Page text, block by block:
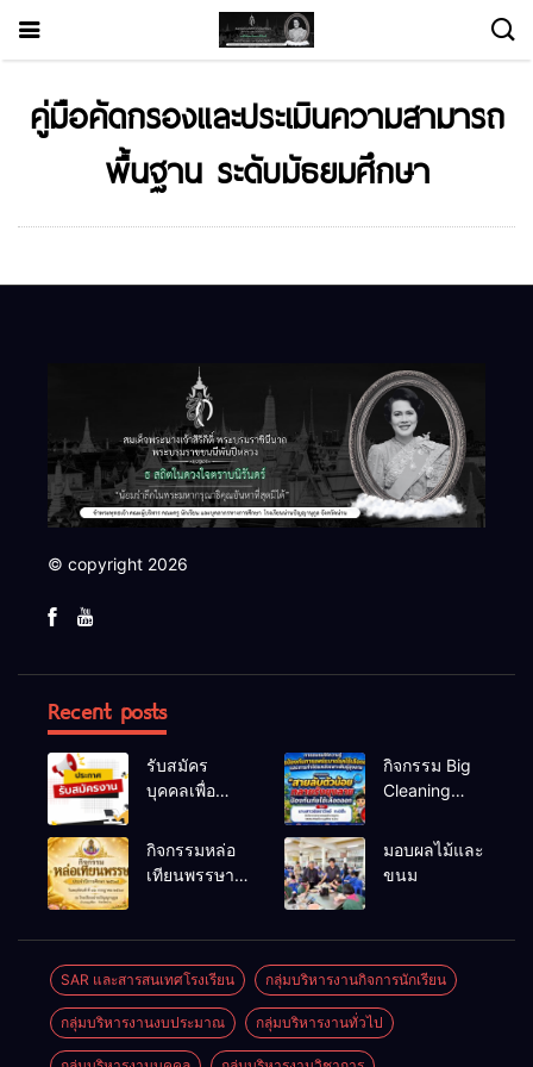
คู่มือคัดกรองและประเมินความสามารถ
พื้นฐาน ระดับมัธยมศึกษา
© copyright 2026
Recent posts
รับสมัคร
บุคคลเพื่อ
เลือกสรรเป็น
พนักงาน
กิจกรรม Big
Cleaning
ป้องกันโรคไข้
กิจกรรมหล่อ
เทียนพรรษา
มอบผลไม้และ
ขนม
SAR และสารสนเทศโรงเรียน กลุ่มบริหารงานกิจการนักเรียน
กลุ่มบริหารงานงบประมาณ กลุ่มบริหารงานทั่วไป